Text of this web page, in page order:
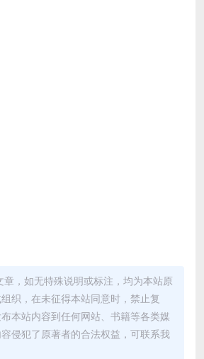
章，如无特殊说明或标注，均为本站原
织，在未征得本站同意时，禁止复
本站内容到任何网站、书籍等各类媒
侵犯了原著者的合法权益，可联系我